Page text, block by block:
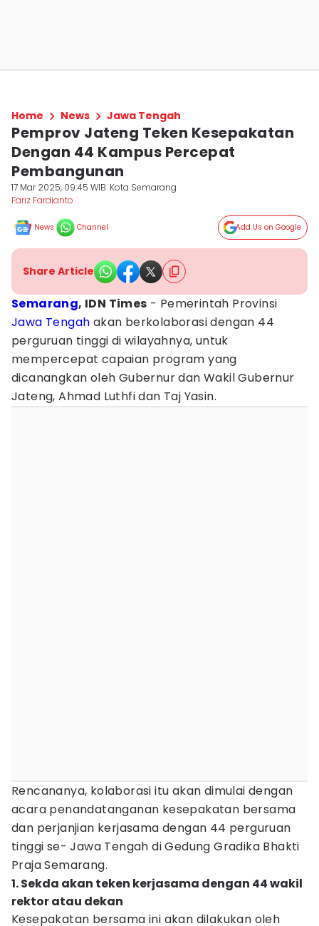
Home News Jawa Tengah
Pemprov Jateng Teken Kesepakatan
Dengan 44 Kampus Percepat
Pembangunan
17 Mar 2025, 09:45 WIB Kota Semarang
Fariz Fardianto
News Channel Add Us on Google
Share Article
Semarang, IDN Times - Pemerintah Provinsi
Jawa Tengah akan berkolaborasi dengan 44
perguruan tinggi di wilayahnya, untuk
mempercepat capaian program yang
dicanangkan oleh Gubernur dan Wakil Gubernur
Jateng, Ahmad Luthfi dan Taj Yasin.
Rencananya, kolaborasi itu akan dimulai dengan
acara penandatanganan kesepakatan bersama
dan perjanjian kerjasama dengan 44 perguruan
tinggi se- Jawa Tengah di Gedung Gradika Bhakti
Praja Semarang.
1. Sekda akan teken kerjasama dengan 44 wakil
rektor atau dekan
Kesepakatan bersama ini akan dilakukan oleh